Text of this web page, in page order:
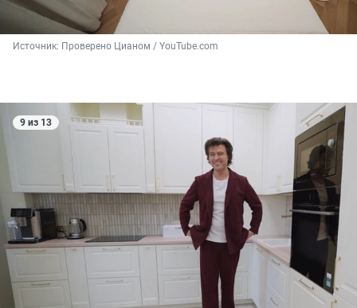
Источник: Проверено Цианом / YouTube.com
9 из 13